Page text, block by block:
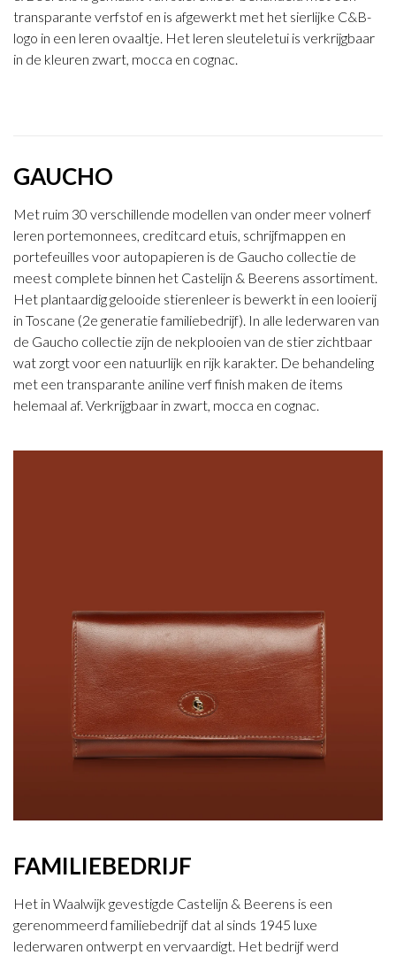
transparante verfstof en is afgewerkt met het sierlijke C&B-
logo in een leren ovaaltje. Het leren sleuteletui is verkrijgbaar
in de kleuren zwart, mocca en cognac.
GAUCHO
Met ruim 30 verschillende modellen van onder meer volnerf
leren portemonnees, creditcard etuis, schrijfmappen en
portefeuilles voor autopapieren is de Gaucho collectie de
meest complete binnen het Castelijn & Beerens assortiment.
Het plantaardig gelooide stierenleer is bewerkt in een looierij
in Toscane (2e generatie familiebedrijf). In alle lederwaren van
de Gaucho collectie zijn de nekplooien van de stier zichtbaar
wat zorgt voor een natuurlijk en rijk karakter. De behandeling
met een transparante aniline verf finish maken de items
helemaal af. Verkrijgbaar in zwart, mocca en cognac.
FAMILIEBEDRIJF
Het in Waalwijk gevestigde Castelijn & Beerens is een
gerenommeerd familiebedrijf dat al sinds 1945 luxe
lederwaren ontwerpt en vervaardigt. Het bedrijf werd